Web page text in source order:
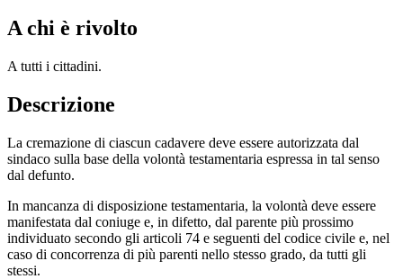
A chi è rivolto
A tutti i cittadini.
Descrizione
La cremazione di ciascun cadavere deve essere autorizzata dal
sindaco sulla base della volontà testamentaria espressa in tal senso
dal defunto.
In mancanza di disposizione testamentaria, la volontà deve essere
manifestata dal coniuge e, in difetto, dal parente più prossimo
individuato secondo gli articoli 74 e seguenti del codice civile e, nel
caso di concorrenza di più parenti nello stesso grado, da tutti gli
stessi.